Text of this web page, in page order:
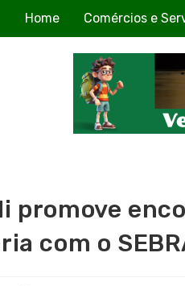
Home Comércios e
promove
com o